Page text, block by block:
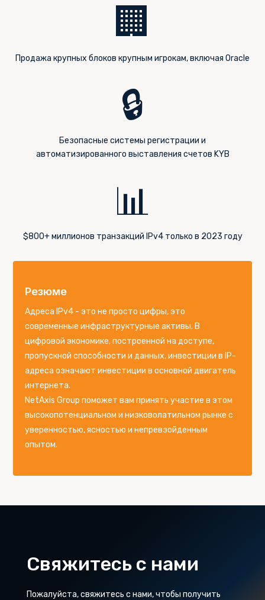
🏢
Продажа крупных блоков крупным игрокам, включая Oracle
🔒
Безопасные системы регистрации и
автоматизированного выставления счетов KYB
📊
$800+ миллионов транзакций IPv4 только в 2023 году
Резюме
Адреса IPv4 - это не просто цифры, это
современные инфраструктурные активы. В
цифровой экономике, построенной на доступе,
пропускной способности и данных, инвестиции в IP-
адреса означают инвестиции в основной двигатель
интернета.
NetAxis Group поможет вам принять участие в этом
высокопотенциальном и низковолатильном рынке с
уверенностью, ясностью и непревзойденным
опытом.
Свяжитесь с нами
Пожалуйста, свяжитесь с нами, чтобы получить